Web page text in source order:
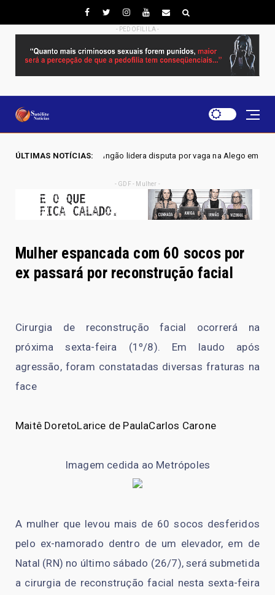
- PEDOFILILA -
ÚLTIMAS NOTÍCIAS:
lidera disputa por vaga na Alego em Novo Gama, aponta pesquisa
- GDF - Mulher -
Mulher espancada com 60 socos por
ex passará por reconstrução facial
Cirurgia de reconstrução facial ocorrerá na
próxima sexta-feira (1º/8). Em laudo após
agressão, foram constatadas diversas fraturas na
face
Maitê DoretoLarice de PaulaCarlos Carone
Imagem cedida ao Metrópoles
A mulher que levou mais de 60 socos desferidos
pelo ex-namorado dentro de um elevador, em de
Natal (RN) no último sábado (26/7), será submetida
a cirurgia de reconstrução facial nesta sexta-feira